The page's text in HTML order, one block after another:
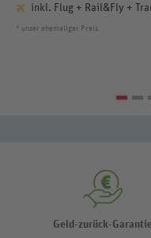
inkl. Flug + Rail&Fly +
* unser ehemaliger Preis
Geld-zurück-